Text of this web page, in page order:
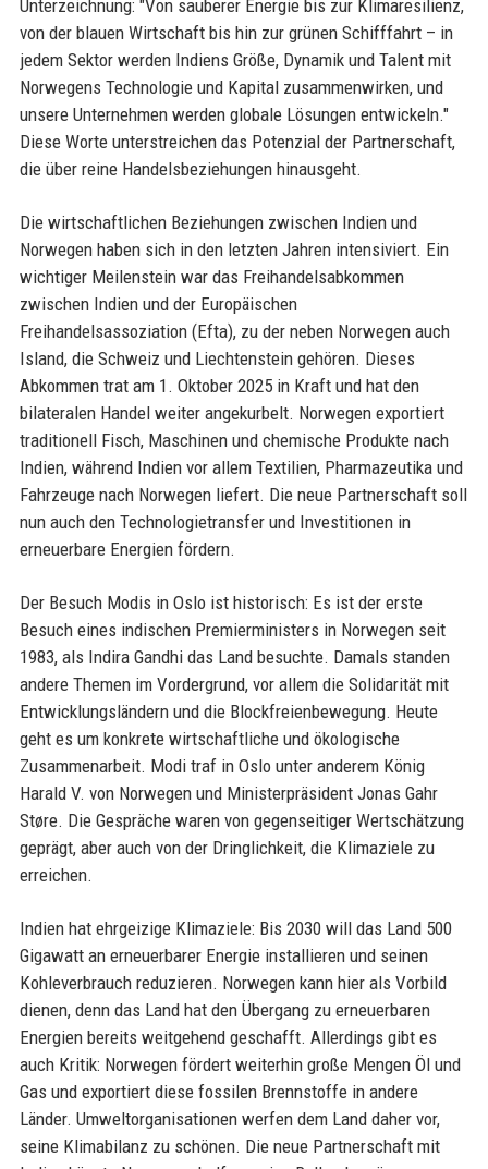
Unterzeichnung: "Von sauberer Energie bis zur Klimaresilienz,
von der blauen Wirtschaft bis hin zur grünen Schifffahrt – in
jedem Sektor werden Indiens Größe, Dynamik und Talent mit
Norwegens Technologie und Kapital zusammenwirken, und
unsere Unternehmen werden globale Lösungen entwickeln."
Diese Worte unterstreichen das Potenzial der Partnerschaft,
die über reine Handelsbeziehungen hinausgeht.
Die wirtschaftlichen Beziehungen zwischen Indien und
Norwegen haben sich in den letzten Jahren intensiviert. Ein
wichtiger Meilenstein war das Freihandelsabkommen
zwischen Indien und der Europäischen
Freihandelsassoziation (Efta), zu der neben Norwegen auch
Island, die Schweiz und Liechtenstein gehören. Dieses
Abkommen trat am 1. Oktober 2025 in Kraft und hat den
bilateralen Handel weiter angekurbelt. Norwegen exportiert
traditionell Fisch, Maschinen und chemische Produkte nach
Indien, während Indien vor allem Textilien, Pharmazeutika und
Fahrzeuge nach Norwegen liefert. Die neue Partnerschaft soll
nun auch den Technologietransfer und Investitionen in
erneuerbare Energien fördern.
Der Besuch Modis in Oslo ist historisch: Es ist der erste
Besuch eines indischen Premierministers in Norwegen seit
1983, als Indira Gandhi das Land besuchte. Damals standen
andere Themen im Vordergrund, vor allem die Solidarität mit
Entwicklungsländern und die Blockfreienbewegung. Heute
geht es um konkrete wirtschaftliche und ökologische
Zusammenarbeit. Modi traf in Oslo unter anderem König
Harald V. von Norwegen und Ministerpräsident Jonas Gahr
Støre. Die Gespräche waren von gegenseitiger Wertschätzung
geprägt, aber auch von der Dringlichkeit, die Klimaziele zu
erreichen.
Indien hat ehrgeizige Klimaziele: Bis 2030 will das Land 500
Gigawatt an erneuerbarer Energie installieren und seinen
Kohleverbrauch reduzieren. Norwegen kann hier als Vorbild
dienen, denn das Land hat den Übergang zu erneuerbaren
Energien bereits weitgehend geschafft. Allerdings gibt es
auch Kritik: Norwegen fördert weiterhin große Mengen Öl und
Gas und exportiert diese fossilen Brennstoffe in andere
Länder. Umweltorganisationen werfen dem Land daher vor,
seine Klimabilanz zu schönen. Die neue Partnerschaft mit